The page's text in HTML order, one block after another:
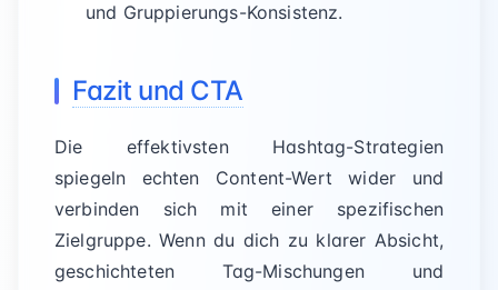
und Gruppierungs-Konsistenz.
Fazit und CTA
Die effektivsten Hashtag-Strategien
spiegeln echten Content-Wert wider und
verbinden sich mit einer spezifischen
Zielgruppe. Wenn du dich zu klarer Absicht,
geschichteten Tag-Mischungen und